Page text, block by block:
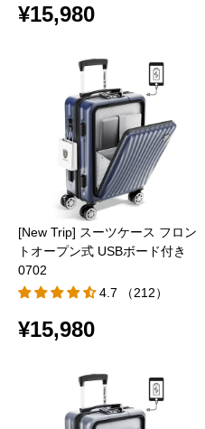
¥15,980
[New Trip] スーツケース フロン
トオープン式 USBボード付き
0702
4.7 （212）
¥15,980